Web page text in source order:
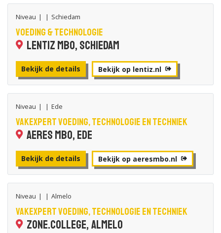
Niveau | | Schiedam
Voeding & Technologie
Lentiz MBO, Schiedam
Bekijk de details Bekijk op lentiz.nl
Niveau | | Ede
Vakexpert voeding, technologie en techniek
Aeres MBO, Ede
Bekijk de details Bekijk op aeresmbo.nl
Niveau | | Almelo
Vakexpert voeding, technologie en techniek
Zone.college, Almelo